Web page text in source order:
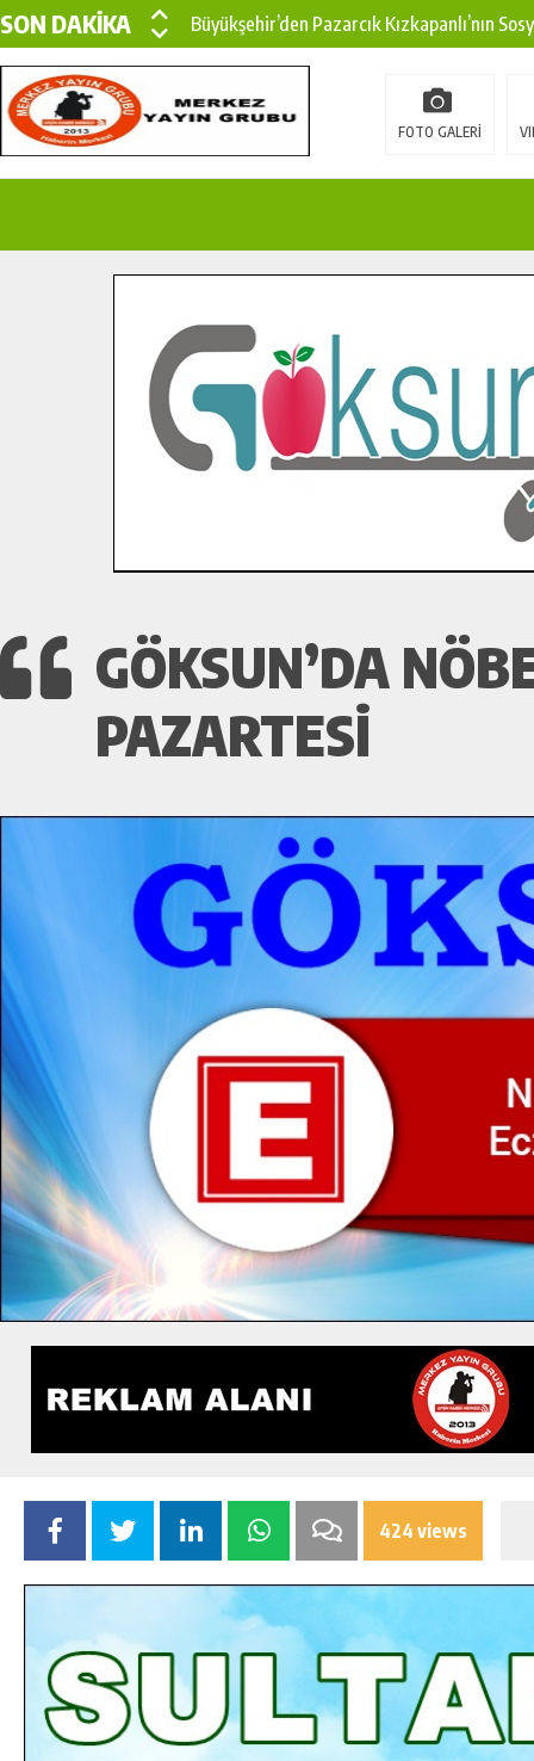
SON DAKİKA
Büyükşehir’den Pazarcık Kızkapanlı’nın
Büyükşehir’den Pazarcık Kırsalına Modern
Çin’den KSÜ’ye Uluslararası Başarı:
İlçe Jandarma Komutanı Karakaya’dan
Bertiz’in Yeni Köprüsünde Sona Doğru.
FOTO GALERİ
GÖKSUN’DA
PAZARTESI
424 views